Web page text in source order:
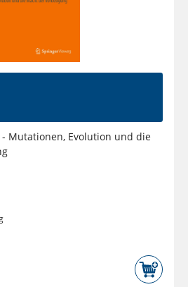
- Mutationen, Evolution und die